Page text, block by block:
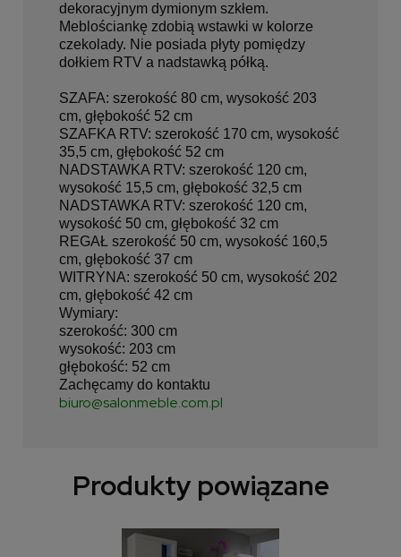
dekoracyjnym dymionym szkłem.
Meblościankę zdobią wstawki w kolorze
czekolady. Nie posiada płyty pomiędzy
dołkiem RTV a nadstawką półką.
SZAFA: szerokość 80 cm, wysokość 203
cm, głębokość 52 cm
SZAFKA RTV: szerokość 170 cm, wysokość
35,5 cm, głębokość 52 cm
NADSTAWKA RTV: szerokość 120 cm,
wysokość 15,5 cm, głębokość 32,5 cm
NADSTAWKA RTV: szerokość 120 cm,
wysokość 50 cm, głębokość 32 cm
REGAŁ szerokość 50 cm, wysokość 160,5
cm, głębokość 37 cm
WITRYNA: szerokość 50 cm, wysokość 202
cm, głębokość 42 cm
Wymiary:
szerokość: 300 cm
wysokość: 203 cm
głębokość: 52 cm
Zachęcamy do kontaktu
biuro@salonmeble.com.pl
Produkty powiązane